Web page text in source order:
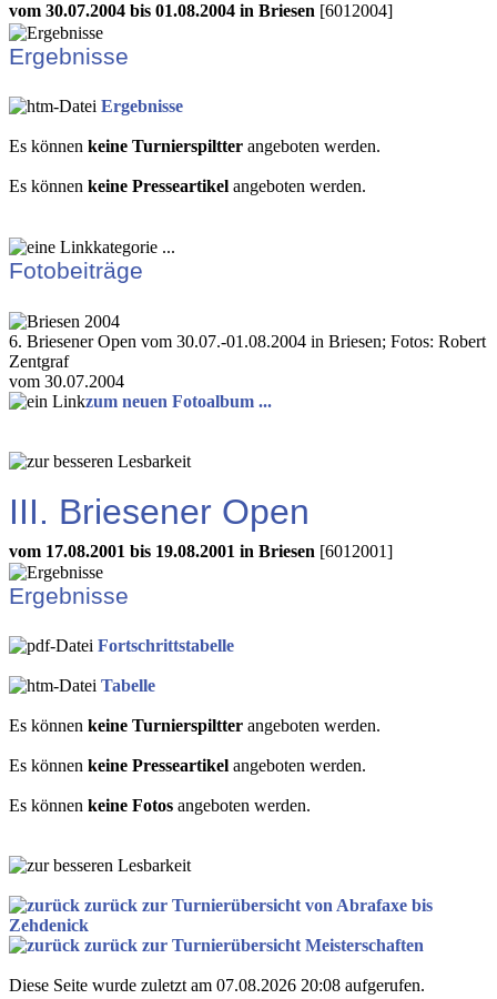
vom 30.07.2004 bis 01.08.2004 in Briesen [6012004]
Ergebnisse
Ergebnisse
Es können keine Turnierspiltter angeboten werden.
Es können keine Presseartikel angeboten werden.
Fotobeiträge
6. Briesener Open vom 30.07.-01.08.2004 in Briesen; Fotos: Robert
Zentgraf
vom 30.07.2004
zum neuen Fotoalbum ...
III. Briesener Open
vom 17.08.2001 bis 19.08.2001 in Briesen [6012001]
Ergebnisse
Fortschrittstabelle
Tabelle
Es können keine Turnierspiltter angeboten werden.
Es können keine Presseartikel angeboten werden.
Es können keine Fotos angeboten werden.
zurück zur Turnierübersicht von Abrafaxe bis
Zehdenick
zurück zur Turnierübersicht Meisterschaften
Diese Seite wurde zuletzt am 07.08.2026 20:08 aufgerufen.